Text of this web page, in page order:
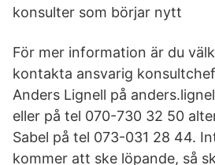
konsulter som börjar nytt
För mer information är du
kontakta ansvarig
Anders Lignell på
eller på tel 070-730 32 50
Sabel på tel 073-031 28 44.
kommer att ske löpande, så